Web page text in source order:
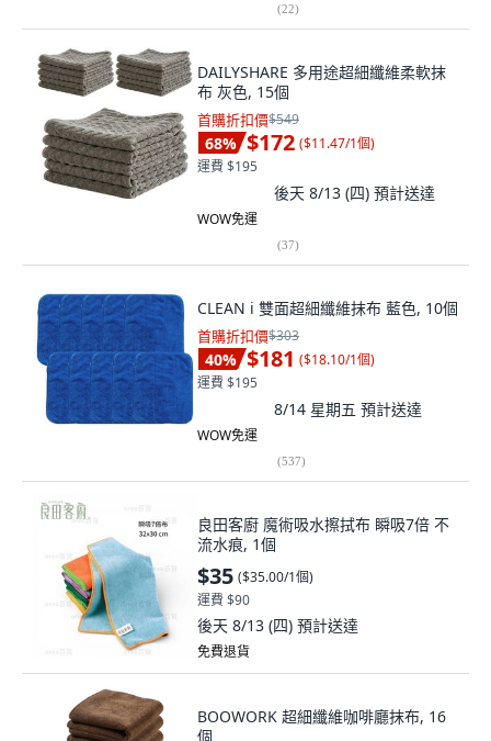
(22)
DAILYSHARE 多用途超細纖維柔軟抹
布 灰色, 15個
首購折扣價$549
68% $172 ($11.47/1個)
運費 $195
後天 8/13 (四) 預計送達
WOW免運
(37)
CLEAN i 雙面超細纖維抹布 藍色, 10個
首購折扣價$303
40% $181 ($18.10/1個)
運費 $195
8/14 星期五 預計送達
WOW免運
(537)
良田客廚 魔術吸水擦拭布 瞬吸7倍 不
流水痕, 1個
$35 ($35.00/1個)
運費 $90
後天 8/13 (四) 預計送達
免費退貨
BOOWORK 超細纖維咖啡廳抹布, 16
個